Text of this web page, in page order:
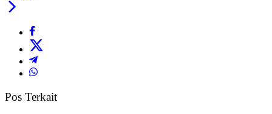
Pos Terkait